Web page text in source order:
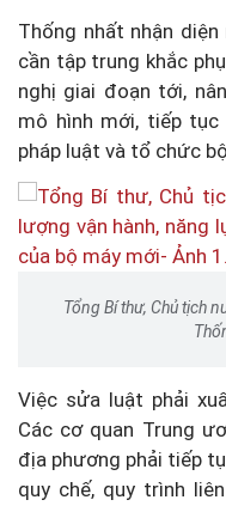
Thống nhất nhận
cần tập trung khắc
nghị giai đoạn tới,
mô hình mới, tiếp
pháp luật và tổ chức
Tổng Bí thư, Chủ tịch
Việc sửa luật phải
Các cơ quan Trung
địa phương phải tiếp
quy chế, quy trình